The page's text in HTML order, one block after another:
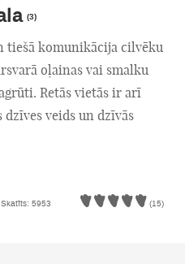
(3)
tiešā komunikācija cilvēku
oļainas vai smalku
Retās vietās ir arī
veids un dzīvās
Skatīts: 5953 (15)